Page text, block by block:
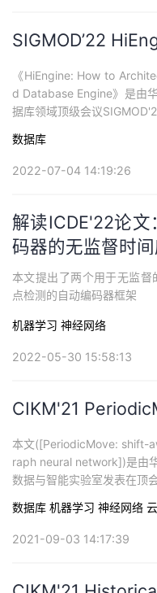
SIGMOD’22
《HiEngine: How to
d Database Engine》是由
据库领域顶级会议
数据库
2022-07-04 14:19:26
解读ICDE'22论
码器的无监督时
本文提出了两个用于无监
点检测的自动编码器框架
机器学习 神经网络
2022-05-30 15:58:13
CIKM'21
本文([PeriodicMove: shift-
raph neural network])是由
数据与智能实验室发表在顶
数据库 机器学习 神经网络
2021-09-03 14:17:39